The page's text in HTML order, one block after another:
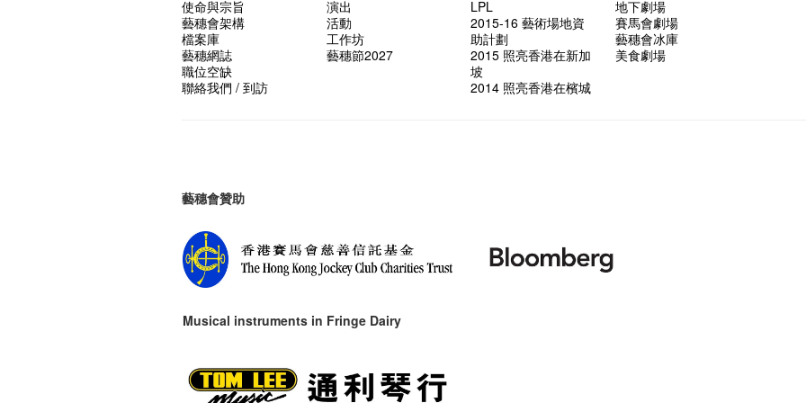
使命與宗旨
藝穗會架構
檔案庫
藝穗網誌
職位空缺
聯絡我們 / 到訪
演出
活動
工作坊
藝穗節2027
LPL
2015-16 藝術場地資
助計劃
2015 照亮香港在新加
坡
2014 照亮香港在檳城
地下劇場
賽馬會劇場
藝穗會冰庫
美食劇場
藝穗會贊助
Musical instruments in Fringe Dairy